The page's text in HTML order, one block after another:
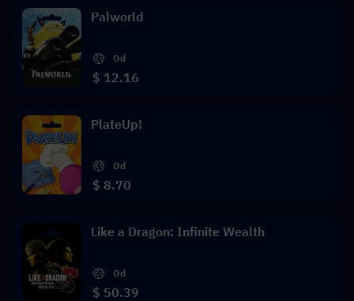
Palworld
Od
$ 12.16
PlateUp!
Od
$ 8.70
Like a Dragon: Infinite Wealth
Od
$ 50.39